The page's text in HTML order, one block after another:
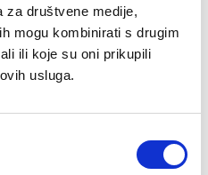
za društvene medije,
mogu kombinirati s drugim
ili koje su oni prikupili
usluga.
U KORPU